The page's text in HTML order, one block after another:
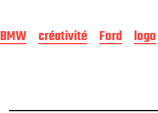
BMW créativité Ford
logo